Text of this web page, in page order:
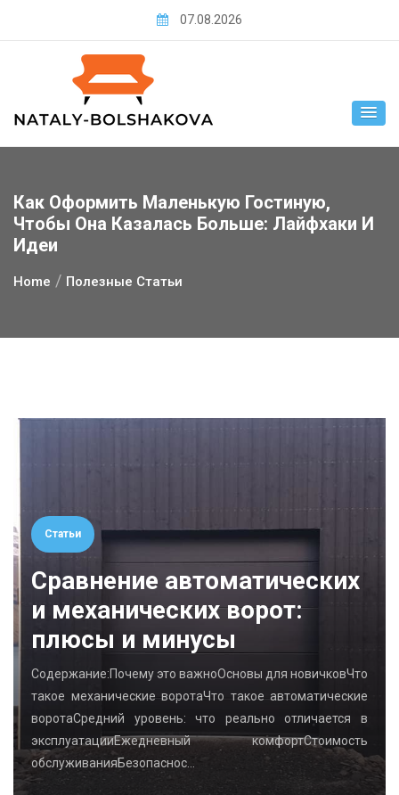
07.08.2026
Как Оформить Маленькую Гостиную,
Чтобы Она Казалась Больше: Лайфхаки И
Идеи
Home Полезные Статьи
Статьи
Сравнение автоматических
и механических ворот:
плюсы и минусы
Содержание:Почему это важноОсновы для новичковЧто
такое механические воротаЧто такое автоматические
воротаСредний уровень: что реально отличается в
эксплуатацииЕжедневный комфортСтоимость
обслуживанияБезопаснос…